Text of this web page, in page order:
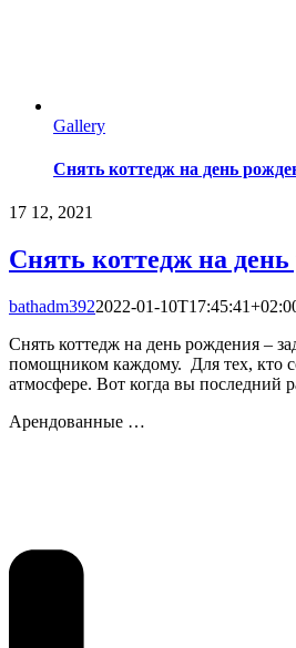
Gallery
Снять коттедж на день
17 12, 2021
Снять коттедж на
bathadm3922022-01-
Снять коттедж на день рождения –
помощником каждому. Для тех, кто
атмосфере. Вот когда вы последний
Арендованные …